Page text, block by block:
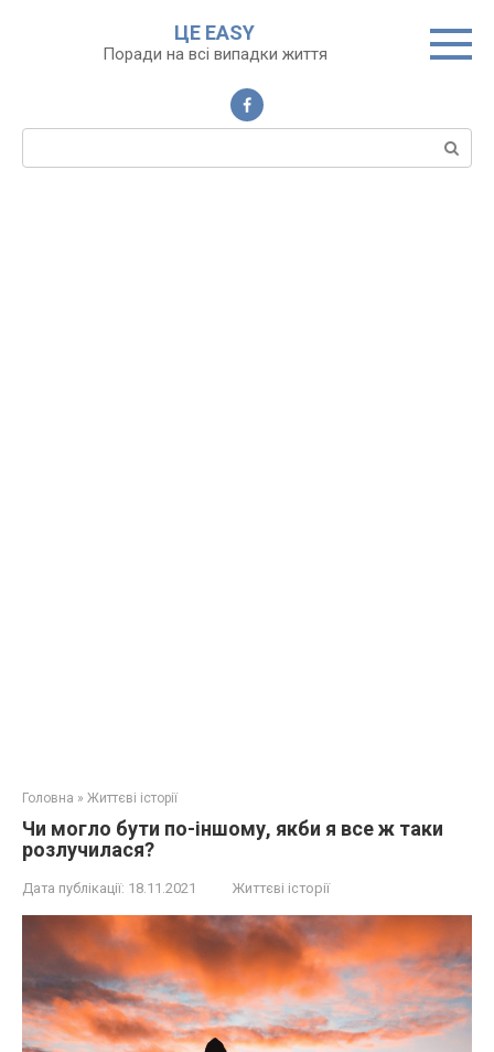
ЦЕ EASY
Поради на всі випадки життя
Пошук:
Головна » Життєві історії
Чи могло бути по-іншому, якби я все ж таки
розлучилася?
Дата публікації: 18.11.2021 Життєві історії